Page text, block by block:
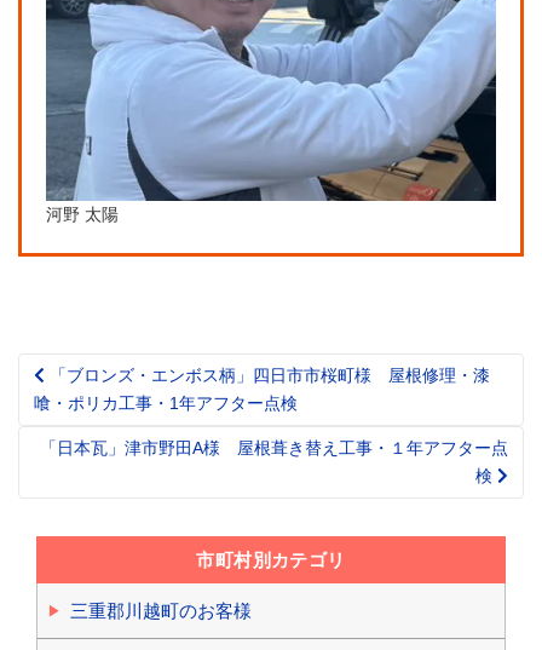
河野 太陽
Post
navigation
「ブロンズ・エンボス柄」四日市市桜町様 屋根修理・漆
喰・ポリカ工事・1年アフター点検
「日本瓦」津市野田A様 屋根葺き替え工事・１年アフター点
検
市町村別カテゴリ
三重郡川越町のお客様